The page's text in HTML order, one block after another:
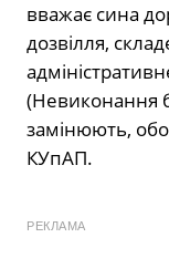
вважає сина
дозвілля,
(Невиконання
замінюють,
КУпАП.
РЕКЛАМА